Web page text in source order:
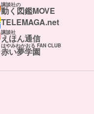
講談社の
動く図鑑MOVE
TELEMAGA.net
講談社
えほん通信
はやみねかおる FAN CLUB
赤い夢学園